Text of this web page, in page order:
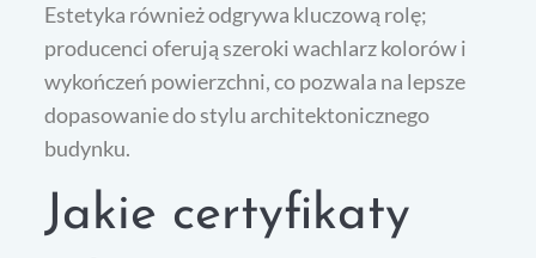
Estetyka również odgrywa kluczową rolę;
producenci oferują szeroki wachlarz kolorów i
wykończeń powierzchni, co pozwala na lepsze
dopasowanie do stylu architektonicznego
budynku.
Jakie certyfikaty